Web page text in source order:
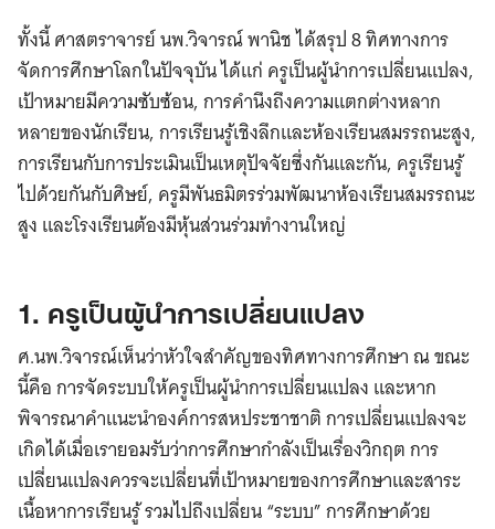
ทั้งนี้ ศาสตราจารย์ นพ.วิจารณ์ พานิช ได้สรุป 8 ทิศทางการ
จัดการศึกษาโลกในปัจจุบัน ได้แก่ ครูเป็นผู้นำการเปลี่ยนแปลง,
เป้าหมายมีความซับซ้อน, การคำนึงถึงความแตกต่างหลาก
หลายของนักเรียน, การเรียนรู้เชิงลึกและห้องเรียนสมรรถนะสูง,
การเรียนกับการประเมินเป็นเหตุปัจจัยซึ่งกันและกัน, ครูเรียนรู้
ไปด้วยกันกับศิษย์, ครูมีพันธมิตรร่วมพัฒนาห้องเรียนสมรรถนะ
สูง และโรงเรียนต้องมีหุ้นส่วนร่วมทำงานใหญ่
1. ครูเป็นผู้นำการเปลี่ยนแปลง
ศ.นพ.วิจารณ์เห็นว่าหัวใจสำคัญของทิศทางการศึกษา​ ณ​ ขณะ
นี้​คือ​ การจัดระบบให้ครูเป็นผู้นำการเปลี่ยนแปลง​ และหาก
พิจารณาคำแนะนำองค์การสหประชาชาติ การเปลี่ยนแปลงจะ
เกิดได้เมื่อเรายอมรับว่าการศึกษากำลังเป็นเรื่องวิกฤต การ
เปลี่ยนแปลงควรจะเปลี่ยนที่เป้าหมายของการศึกษาและสาระ
เนื้อหาการเรียนรู้​ รวมไปถึงเปลี่ยน “ระบบ” การศึกษา​ด้วย